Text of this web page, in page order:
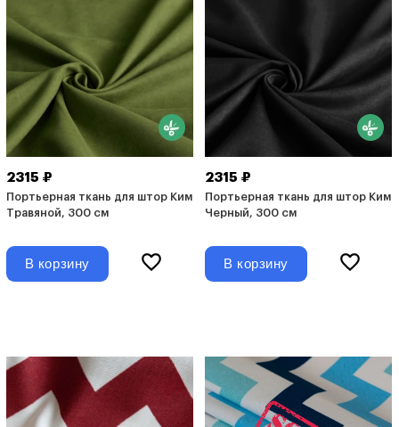
2315 ₽
Портьерная ткань для штор Ким
Травяной, 300 см
В корзину
2315 ₽
Портьерная ткань для штор Ким
Черный, 300 см
В корзину